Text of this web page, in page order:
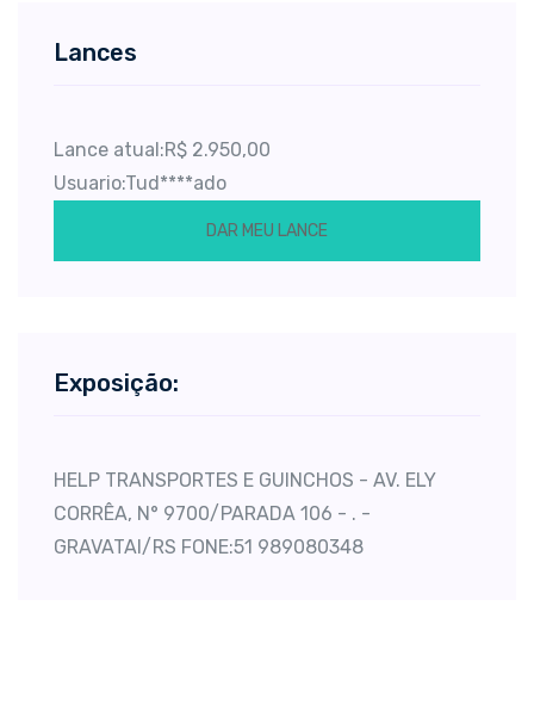
Lances
Lance atual:R$ 2.950,00
Usuario:Tud****ado
DAR MEU LANCE
Exposição:
HELP TRANSPORTES E GUINCHOS - AV. ELY
CORRÊA, N° 9700/PARADA 106 - . -
GRAVATAI/RS FONE:51 989080348